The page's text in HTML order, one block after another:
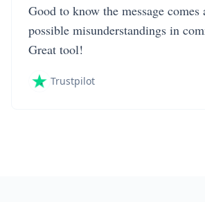
Good to know the message
possible misunderstandings in
Great tool!
Trustpilot